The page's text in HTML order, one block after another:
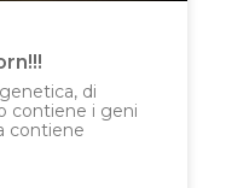
di
contiene i geni
contiene